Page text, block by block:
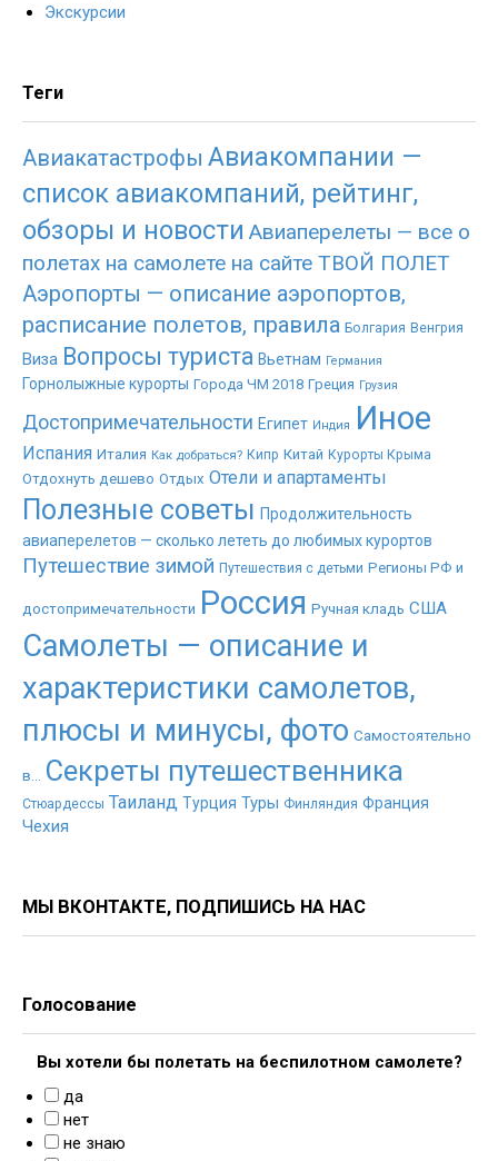
Экскурсии
Теги
Авиакатастрофы Авиакомпании —
список авиакомпаний, рейтинг,
обзоры и новости Авиаперелеты — все о
полетах на самолете на сайте ТВОЙ ПОЛЕТ
Аэропорты — описание аэропортов,
расписание полетов, правила Болгария Венгрия
Виза Вопросы туриста Вьетнам Германия
Горнолыжные курорты Города ЧМ 2018 Греция Грузия
Достопримечательности Египет Индия Иное
Испания Италия Как добраться? Кипр Китай Курорты Крыма
Отдохнуть дешево Отдых Отели и апартаменты
Полезные советы Продолжительность
авиаперелетов — сколько лететь до любимых курортов
Путешествие зимой Путешествия с детьми Регионы РФ и
достопримечательности Россия Ручная кладь США
Самолеты — описание и
характеристики самолетов,
плюсы и минусы, фото Самостоятельно
в... Секреты путешественника
Стюардессы Таиланд Турция Туры Финляндия Франция
Чехия
МЫ ВКОНТАКТЕ, ПОДПИШИСЬ НА НАС
Голосование
Вы хотели бы полетать на беспилотном самолете?
да
нет
не знаю